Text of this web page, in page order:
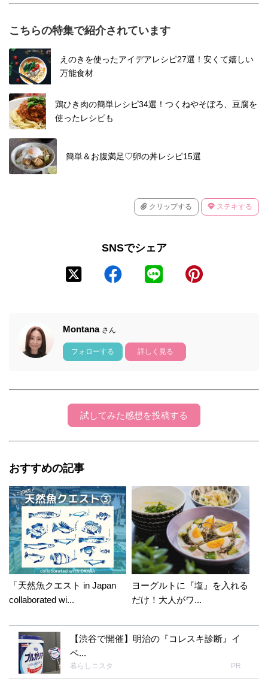
こちらの特集で紹介されています
えのきを使ったアイデアレシピ27選！安くて嬉しい
万能食材
鶏ひき肉の簡単レシピ34選！つくねやそぼろ、豆腐を
使ったレシピも
簡単＆お腹満足♡卵の丼レシピ15選
クリップする ステキする
SNSでシェア
Montana さん
フォローする 詳しく見る
試してみた感想を投稿する
おすすめの記事
「天然魚クエスト in Japan
collaborated wi...
ヨーグルトに『塩』を入れる
だけ！大人がワ...
【渋谷で開催】明治の『コレスキ診断』イ
ベ...
暮らしニスタ PR